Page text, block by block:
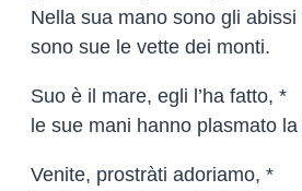
Nella sua mano sono gli
sono sue le vette dei monti.
Suo è il mare, egli l’ha fatto, *
le sue mani hanno plasmato
Venite, prostràti adoriamo, *